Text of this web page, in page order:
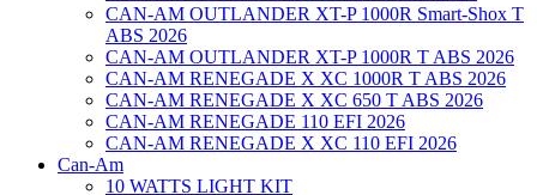
CAN-AM OUTLANDER XT-P 1000R Smart-Shox T
ABS 2026
CAN-AM OUTLANDER XT-P 1000R T ABS 2026
CAN-AM RENEGADE X XC 1000R T ABS 2026
CAN-AM RENEGADE X XC 650 T ABS 2026
CAN-AM RENEGADE 110 EFI 2026
CAN-AM RENEGADE X XC 110 EFI 2026
Can-Am
10 WATTS LIGHT KIT